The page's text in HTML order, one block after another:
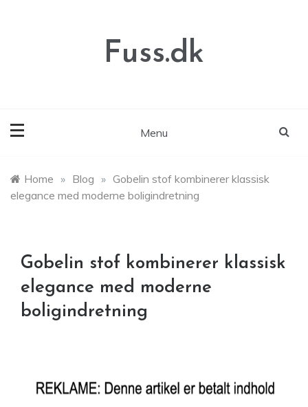
Fuss.dk
Menu
Home » Blog » Gobelin stof kombinerer klassisk
elegance med moderne boligindretning
Gobelin stof kombinerer klassisk
elegance med moderne
boligindretning